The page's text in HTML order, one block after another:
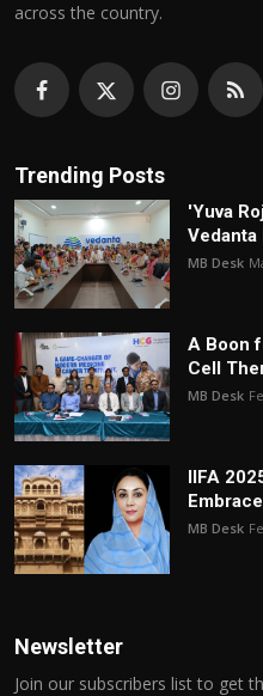
across the country.
Trending Posts
'Yuva
Vedanta
MB Desk
A Boon
Cell
MB Desk
IIFA
MB Desk
Newsletter
Join our subscribers list to get